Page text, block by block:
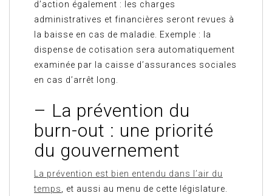
d’action également : les charges
administratives et financières seront revues à
la baisse en cas de maladie. Exemple : la
dispense de cotisation sera automatiquement
examinée par la caisse d’assurances sociales
en cas d’arrêt long.
– La prévention du
burn-out : une priorité
du gouvernement
La prévention est bien entendu dans l’air du
temps
, et aussi au menu de cette législature.